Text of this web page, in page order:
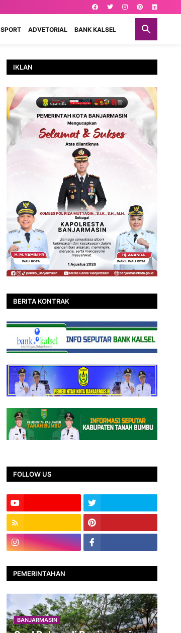
SPORT ADVETORIAL BANK KALSEL
IKLAN
BERITA KONTRAK
FOLLOW US
PEMERINTAHAN
BANJARMASIN